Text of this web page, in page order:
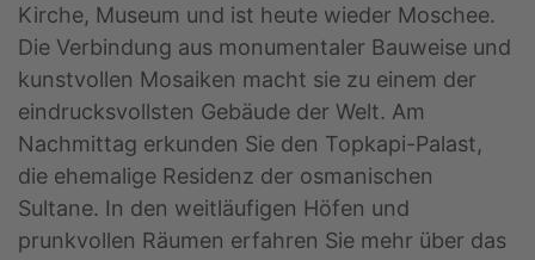
Kirche, Museum und ist heute wieder Moschee.
Die Verbindung aus monumentaler Bauweise und
kunstvollen Mosaiken macht sie zu einem der
eindrucksvollsten Gebäude der Welt. Am
Nachmittag erkunden Sie den Topkapi-Palast,
die ehemalige Residenz der osmanischen
Sultane. In den weitläufigen Höfen und
prunkvollen Räumen erfahren Sie mehr über das